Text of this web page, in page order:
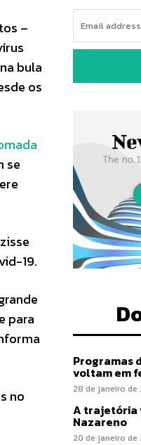
–
bula
os
se
19.
para
no
Programas
voltam em
28 de janeiro de
A trajetória
Nazareno
20 de janeiro de